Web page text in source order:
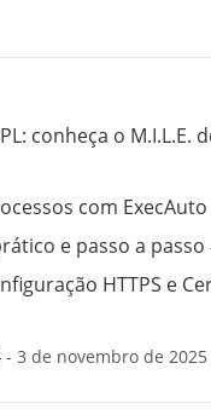
conheça o M.I.L.E.
com ExecAuto
e passo a passo
HTTPS e
- 3 de novembro de 2025